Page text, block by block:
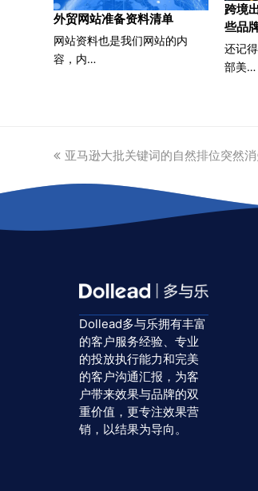
外贸网站准备资料清单
网站资料也是我们网站的内
容，内…
跨境
些品
还记
部美…
previous
亚马逊大批关键词的自然排位突然消
Dollead多与乐拥有丰富
的客户服务经验、专业
的投放执行能力和完美
的客户沟通汇报，为客
户带来效果与品牌的双
重价值，更专注效果营
销，以结果为导向。